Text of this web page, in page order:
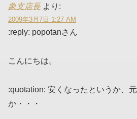
象支店長 より:
2009年3月7日 1:27 AM
:reply: popotanさん
こんにちは。
:quotation: 安くなったというか、
か・・・